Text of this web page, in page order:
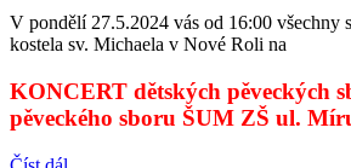
V pondělí 27.5.2024 vás od 16:00 všechny
kostela sv. Michaela v Nové Roli na
KONCERT dětských pěveckých
pěveckého sboru ŠUM ZŠ ul.